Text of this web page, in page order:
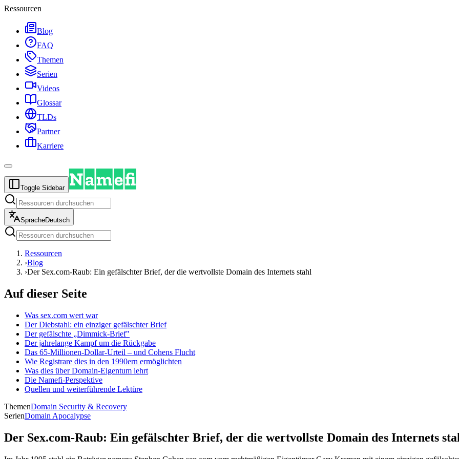
Ressourcen
Blog
FAQ
Themen
Serien
Videos
Glossar
TLDs
Partner
Karriere
Toggle Sidebar
SpracheDeutsch
Ressourcen
›Blog
›Der Sex.com-Raub: Ein gefälschter Brief, der die wertvollste Domain des Internets stahl
Auf dieser Seite
Was sex.com wert war
Der Diebstahl: ein einziger gefälschter Brief
Der gefälschte „Dimmick-Brief"
Der jahrelange Kampf um die Rückgabe
Das 65-Millionen-Dollar-Urteil – und Cohens Flucht
Wie Registrare dies in den 1990ern ermöglichten
Was dies über Domain-Eigentum lehrt
Die Namefi-Perspektive
Quellen und weiterführende Lektüre
ThemenDomain Security & Recovery
SerienDomain Apocalypse
Der Sex.com-Raub: Ein gefälschter Brief, der die wertvollste Domain des Internets